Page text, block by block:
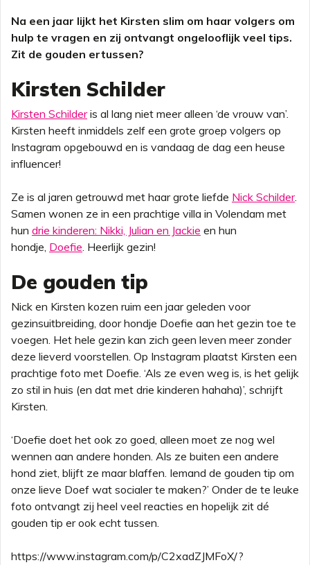
Na een jaar lijkt het Kirsten slim om haar volgers om
hulp te vragen en zij ontvangt ongelooflijk veel tips.
Zit de gouden ertussen?
Kirsten Schilder
Kirsten Schilderis al lang niet meer alleen ‘de vrouw van’.
Kirsten heeft inmiddels zelf een grote groep volgers op
Instagram opgebouwd en is vandaag de dag een heuse
influencer!
Ze is al jaren getrouwd met haar grote liefde Nick Schilder.
Samen wonen ze in een prachtige villa in Volendam met
hun drie kinderen: Nikki, Julian en Jackie en hun
hondje, Doefie. Heerlijk gezin!
De gouden tip
Nick en Kirsten kozen ruim een jaar geleden voor
gezinsuitbreiding, door hondje Doefie aan het gezin toe te
voegen. Het hele gezin kan zich geen leven meer zonder
deze lieverd voorstellen. Op Instagram plaatst Kirsten een
prachtige foto met Doefie. ‘Als ze even weg is, is het gelijk
zo stil in huis (en dat met drie kinderen hahaha)’, schrijft
Kirsten.
‘Doefie doet het ook zo goed, alleen moet ze nog wel
wennen aan andere honden. Als ze buiten een andere
hond ziet, blijft ze maar blaffen. Iemand de gouden tip om
onze lieve Doef wat socialer te maken?’ Onder de te leuke
foto ontvangt zij heel veel reacties en hopelijk zit dé
gouden tip er ook echt tussen.
https://www.instagram.com/p/C2xadZJMFoX/?